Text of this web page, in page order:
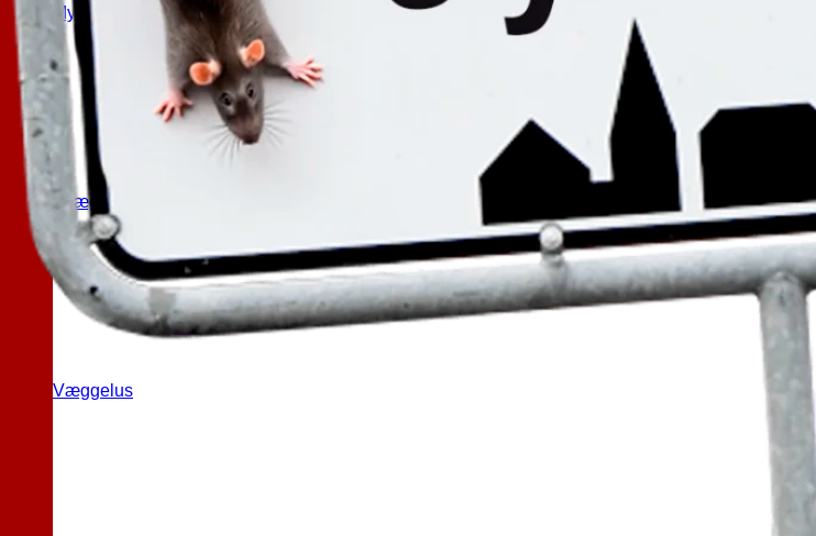
Myrer
Skægkræ
Væggelus